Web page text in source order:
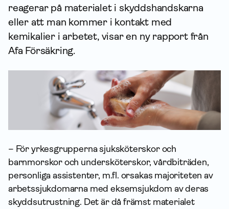
reagerar på materialet i skyddshandskarna
eller att man kommer i kontakt med
kemikalier i arbetet, visar en ny rapport från
Afa För­säkring.
– För yrkesgrupperna sjuksköterskor och
barnmorskor och undersköterskor, vårdbiträden,
personliga assistenter, m.fl. orsakas majoriteten av
arbetssjukdomarna med eksemsjukdom av deras
skyddsutrustning. Det är då främst materialet